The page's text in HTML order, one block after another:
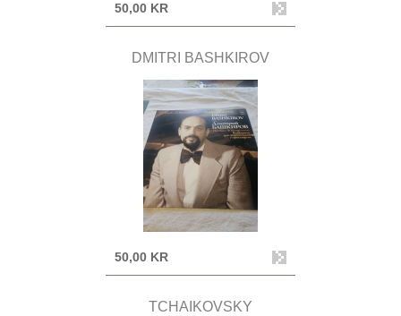
50,00 KR
DMITRI BASHKIROV
50,00 KR
TCHAIKOVSKY